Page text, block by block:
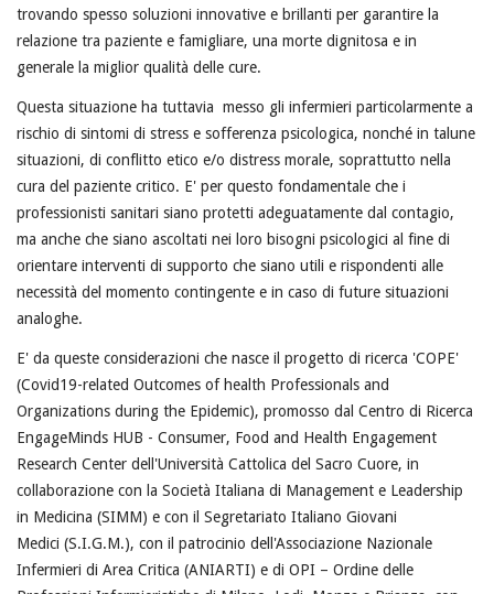
trovando spesso soluzioni innovative e brillanti per garantire la
relazione tra paziente e famigliare, una morte dignitosa e in
generale la miglior qualità delle cure.
Questa situazione ha tuttavia messo gli infermieri particolarmente a
rischio di sintomi di stress e sofferenza psicologica, nonché in talune
situazioni, di conflitto etico e/o distress morale, soprattutto nella
cura del paziente critico. E' per questo fondamentale che i
professionisti sanitari siano protetti adeguatamente dal contagio,
ma anche che siano ascoltati nei loro bisogni psicologici al fine di
orientare interventi di supporto che siano utili e rispondenti alle
necessità del momento contingente e in caso di future situazioni
analoghe.
E' da queste considerazioni che nasce il progetto di ricerca 'COPE'
(Covid19-related Outcomes of health Professionals and
Organizations during the Epidemic), promosso dal Centro di Ricerca
EngageMinds HUB - Consumer, Food and Health Engagement
Research Center dell'Università Cattolica del Sacro Cuore, in
collaborazione con la Società Italiana di Management e Leadership
in Medicina (SIMM) e con il Segretariato Italiano Giovani
Medici (S.I.G.M.), con il patrocinio dell'Associazione Nazionale
Infermieri di Area Critica (ANIARTI) e di OPI – Ordine delle